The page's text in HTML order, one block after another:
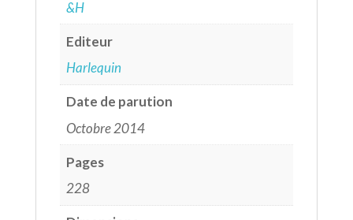
&H
Editeur
Harlequin
Date de parution
Octobre 2014
Pages
228